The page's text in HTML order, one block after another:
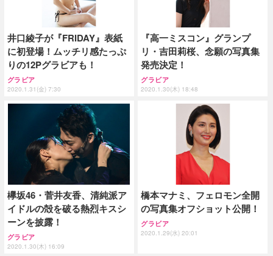
井口綾子が『FRIDAY』表紙
に初登場！ムッチリ感たっぷ
りの12Pグラビアも！
グラビア
2020.1.31(金) 7:30
『高一ミスコン』グランプ
リ・吉田莉桜、念願の写真集
発売決定！
グラビア
2020.1.30(木) 18:48
欅坂46・菅井友香、清純派ア
イドルの殻を破る熱烈キスシ
ーンを披露！
グラビア
2020.1.30(木) 16:09
橋本マナミ、フェロモン全開
の写真集オフショット公開！
グラビア
2020.1.29(水) 20:01